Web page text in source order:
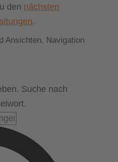
den nächsten
.
Ansichten, Navigation
Suche nach